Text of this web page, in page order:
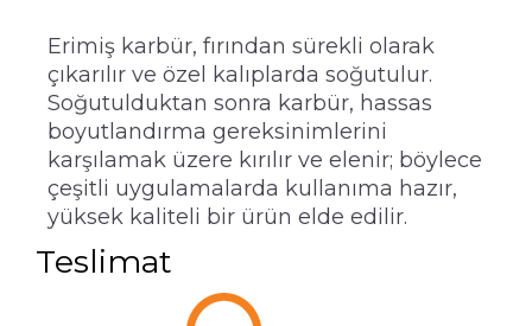
Erimiş karbür, fırından sürekli olarak
çıkarılır ve özel kalıplarda soğutulur.
Soğutulduktan sonra karbür, hassas
boyutlandırma gereksinimlerini
karşılamak üzere kırılır ve elenir; böylece
çeşitli uygulamalarda kullanıma hazır,
yüksek kaliteli bir ürün elde edilir.
Teslimat